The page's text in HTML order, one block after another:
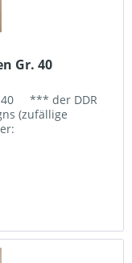
Gr. 40
40 *** der DDR
(zufällige